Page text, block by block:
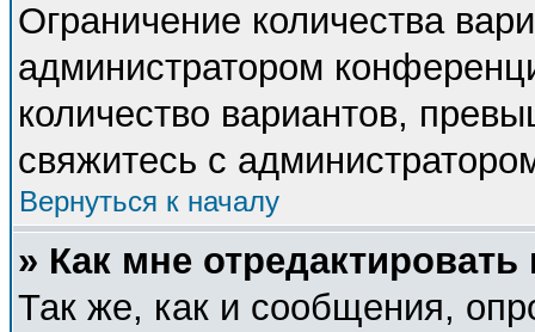
Ограничение количества
администратором
количество вариантов,
свяжитесь с
Вернуться к началу
» Как мне
Так же, как и сообщения,